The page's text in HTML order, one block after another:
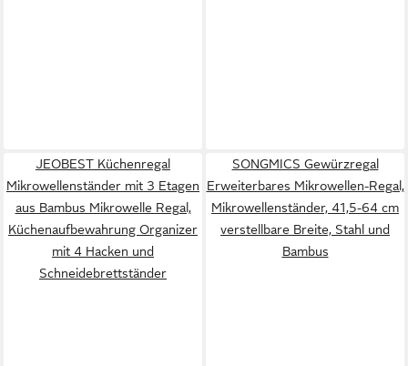
JEOBEST Küchenregal
Mikrowellenständer mit 3 Etagen
aus Bambus Mikrowelle Regal,
Küchenaufbewahrung Organizer
mit 4 Hacken und
Schneidebrettständer
SONGMICS Gewürzregal
Erweiterbares Mikrowellen-Regal,
Mikrowellenständer, 41,5-64 cm
verstellbare Breite, Stahl und
Bambus